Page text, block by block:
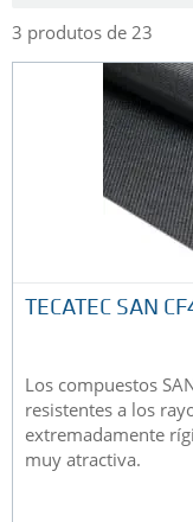
3 produtos de 23
TECATEC SAN
Los compuestos
resistentes a los
extremadamente
muy atractiva.